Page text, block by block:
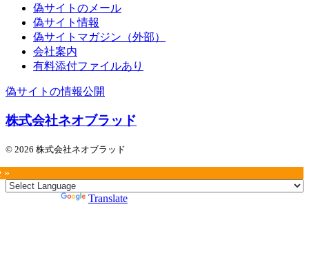
偽サイトのメール
偽サイト情報
偽サイトマガジン（外部）
会社案内
有料添付ファイルあり
偽サイトの情報公開
株式会社ネオブラッド
© 2026 株式会社ネオブラッド
»
Translate